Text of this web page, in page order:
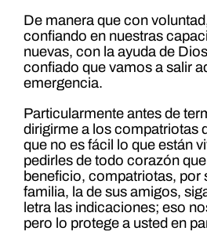
De manera que con
confiando en nuestras
nuevas, con la ayuda de
confiado que vamos a salir
emergencia.
Particularmente antes de
dirigirme a los compatriotas
que no es fácil lo que están
pedirles de todo corazón
beneficio, compatriotas, por
familia, la de sus amigos,
letra las indicaciones; eso
pero lo protege a usted en